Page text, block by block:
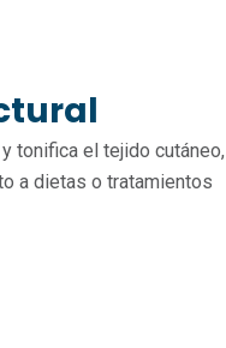
tonifica el tejido cutáneo,
a dietas o tratamientos